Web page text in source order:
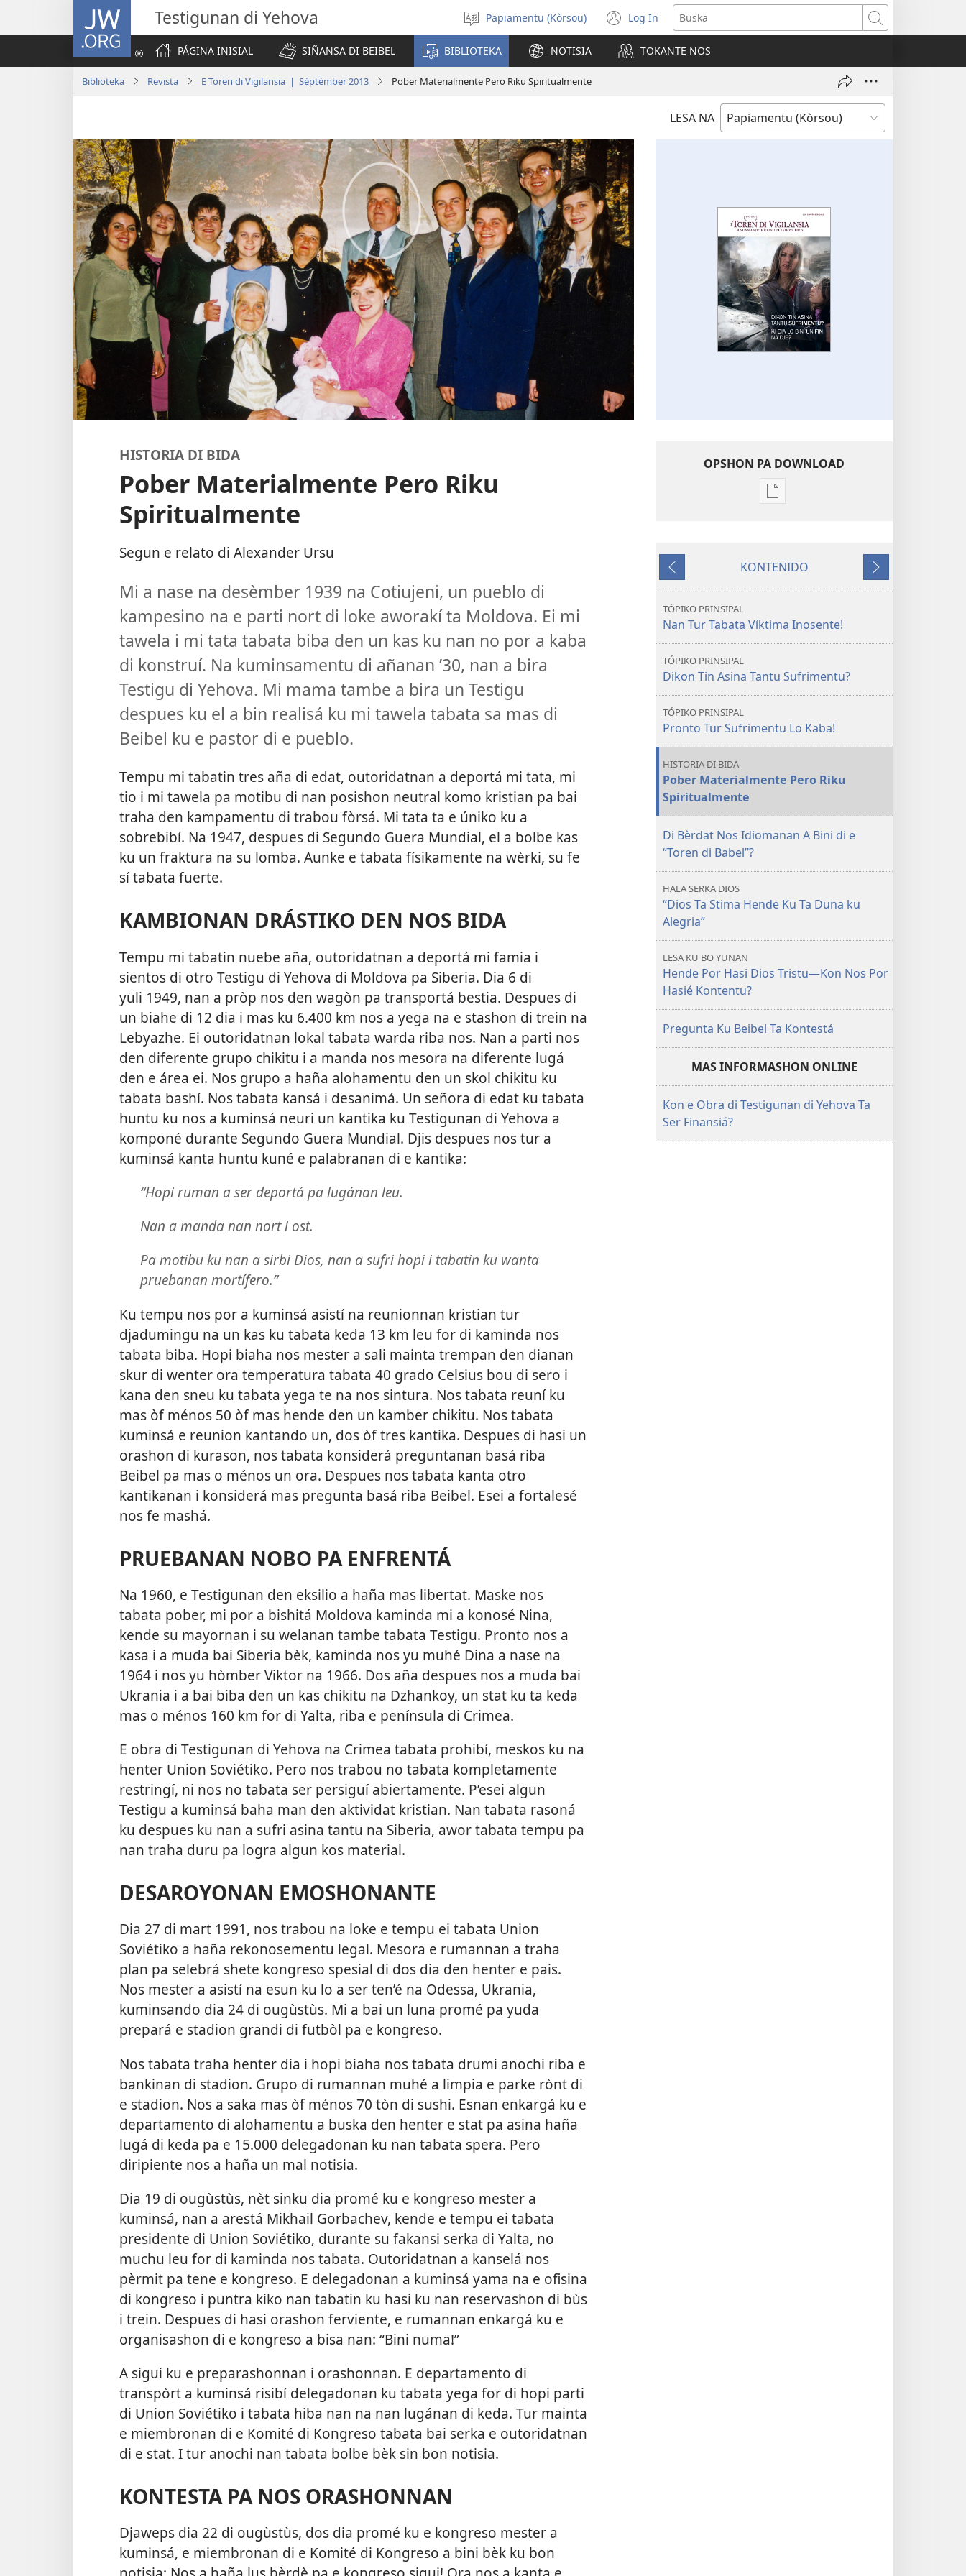
JW.ORG Testigunan di Yehova
Skohe
Idioma
Papiamentu (Kòrsou) Log In
(opens
new
window)
Buska
PÁGINA INISIAL
SIÑANSA DI BEIBEL BIBLIOTEKA NOTISIA TOKANTE NOS
Biblioteka Revista E Toren di Vigilansia | Sèptèmber 2013 Pober Materialmente Pero Riku Spiritualmente
LESA NA
HISTORIA DI BIDA
Pober Materialmente Pero Riku
Spiritualmente
Segun e relato di Alexander Ursu
Mi a nase na desèmber 1939 na Cotiujeni, un pueblo di
kampesino na e parti nort di loke aworakí ta Moldova. Ei mi
tawela i mi tata tabata biba den un kas ku nan no por a kaba
di konstruí. Na kuminsamentu di añanan ’30, nan a bira
Testigu di Yehova. Mi mama tambe a bira un Testigu
despues ku el a bin realisá ku mi tawela tabata sa mas di
Beibel ku e pastor di e pueblo.
Tempu mi tabatin tres aña di edat, outoridatnan a deportá mi tata, mi
tio i mi tawela pa motibu di nan posishon neutral komo kristian pa bai
traha den kampamentu di trabou fòrsá. Mi tata ta e úniko ku a
sobrebibí. Na 1947, despues di Segundo Guera Mundial, el a bolbe kas
ku un fraktura na su lomba. Aunke e tabata físikamente na wèrki, su fe
sí tabata fuerte.
KAMBIONAN DRÁSTIKO DEN NOS BIDA
Tempu mi tabatin nuebe aña, outoridatnan a deportá mi famia i
sientos di otro Testigu di Yehova di Moldova pa Siberia. Dia 6 di
yüli 1949, nan a pròp nos den wagòn pa transportá bestia. Despues di
un biahe di 12 dia i mas ku 6.400 km nos a yega na e stashon di trein na
Lebyazhe. Ei outoridatnan lokal tabata warda riba nos. Nan a parti nos
den diferente grupo chikitu i a manda nos mesora na diferente lugá
den e área ei. Nos grupo a haña alohamentu den un skol chikitu ku
tabata bashí. Nos tabata kansá i desanimá. Un señora di edat ku tabata
huntu ku nos a kuminsá neuri un kantika ku Testigunan di Yehova a
komponé durante Segundo Guera Mundial. Djis despues nos tur a
kuminsá kanta huntu kuné e palabranan di e kantika:
“Hopi ruman a ser deportá pa lugánan leu.
Nan a manda nan nort i ost.
Pa motibu ku nan a sirbi Dios, nan a sufri hopi i tabatin ku wanta
pruebanan mortífero.”
Ku tempu nos por a kuminsá asistí na reunionnan kristian tur
djadumingu na un kas ku tabata keda 13 km leu for di kaminda nos
tabata biba. Hopi biaha nos mester a sali mainta trempan den dianan
skur di wenter ora temperatura tabata 40 grado Celsius bou di sero i
kana den sneu ku tabata yega te na nos sintura. Nos tabata reuní ku
mas òf ménos 50 òf mas hende den un kamber chikitu. Nos tabata
kuminsá e reunion kantando un, dos òf tres kantika. Despues di hasi un
orashon di kurason, nos tabata konsiderá preguntanan basá riba
Beibel pa mas o ménos un ora. Despues nos tabata kanta otro
kantikanan i konsiderá mas pregunta basá riba Beibel. Esei a fortalesé
nos fe mashá.
PRUEBANAN NOBO PA ENFRENTÁ
Na 1960, e Testigunan den eksilio a haña mas libertat. Maske nos
tabata pober, mi por a bishitá Moldova kaminda mi a konosé Nina,
kende su mayornan i su welanan tambe tabata Testigu. Pronto nos a
kasa i a muda bai Siberia bèk, kaminda nos yu muhé Dina a nase na
1964 i nos yu hòmber Viktor na 1966. Dos aña despues nos a muda bai
Ukrania i a bai biba den un kas chikitu na Dzhankoy, un stat ku ta keda
mas o ménos 160 km for di Yalta, riba e península di Crimea.
E obra di Testigunan di Yehova na Crimea tabata prohibí, meskos ku na
henter Union Soviétiko. Pero nos trabou no tabata kompletamente
restringí, ni nos no tabata ser persiguí abiertamente. P’esei algun
Testigu a kuminsá baha man den aktividat kristian. Nan tabata rasoná
ku despues ku nan a sufri asina tantu na Siberia, awor tabata tempu pa
nan traha duru pa logra algun kos material.
DESAROYONAN EMOSHONANTE
Dia 27 di mart 1991, nos trabou na loke e tempu ei tabata Union
Soviétiko a haña rekonosementu legal. Mesora e rumannan a traha
plan pa selebrá shete kongreso spesial di dos dia den henter e pais.
Nos mester a asistí na esun ku lo a ser ten’é na Odessa, Ukrania,
kuminsando dia 24 di ougùstùs. Mi a bai un luna promé pa yuda
prepará e stadion grandi di futbòl pa e kongreso.
Nos tabata traha henter dia i hopi biaha nos tabata drumi anochi riba e
bankinan di stadion. Grupo di rumannan muhé a limpia e parke rònt di
e stadion. Nos a saka mas òf ménos 70 tòn di sushi. Esnan enkargá ku e
departamento di alohamentu a buska den henter e stat pa asina haña
lugá di keda pa e 15.000 delegadonan ku nan tabata spera. Pero
diripiente nos a haña un mal notisia.
Dia 19 di ougùstùs, nèt sinku dia promé ku e kongreso mester a
kuminsá, nan a arestá Mikhail Gorbachev, kende e tempu ei tabata
presidente di Union Soviétiko, durante su fakansi serka di Yalta, no
muchu leu for di kaminda nos tabata. Outoridatnan a kanselá nos
pèrmit pa tene e kongreso. E delegadonan a kuminsá yama na e ofisina
di kongreso i puntra kiko nan tabatin ku hasi ku nan reservashon di bùs
i trein. Despues di hasi orashon ferviente, e rumannan enkargá ku e
organisashon di e kongreso a bisa nan: “Bini numa!”
A sigui ku e preparashonnan i orashonnan. E departamento di
transpòrt a kuminsá risibí delegadonan ku tabata yega for di hopi parti
di Union Soviétiko i tabata hiba nan na nan lugánan di keda. Tur mainta
e miembronan di e Komité di Kongreso tabata bai serka e outoridatnan
di e stat. I tur anochi nan tabata bolbe bèk sin bon notisia.
KONTESTA PA NOS ORASHONNAN
Djaweps dia 22 di ougùstùs, dos dia promé ku e kongreso mester a
kuminsá, e miembronan di e Komité di Kongreso a bini bèk ku bon
OPSHON PA DOWNLOAD
Opshon
E
VIGILANSIA
Asina
Ki
Bini
Dje
Anterior
KONTENIDO
Siguiente
TÓPIKO PRINSIPAL
Nan Tur Tabata Víktima Inosente!
TÓPIKO PRINSIPAL
Dikon Tin Asina Tantu Sufrimentu?
TÓPIKO PRINSIPAL
Pronto Tur Sufrimentu Lo Kaba!
HISTORIA DI BIDA
Pober Materialmente Pero Riku
Spiritualmente
Di Bèrdat Nos Idiomanan A Bini di e
“Toren di Babel”?
HALA SERKA DIOS
“Dios Ta Stima Hende Ku Ta Duna ku
Alegria”
LESA KU BO YUNAN
Hende Por Hasi Dios Tristu—Kon Nos Por
Hasié Kontentu?
Pregunta Ku Beibel Ta Kontestá
MAS INFORMASHON ONLINE
Kon e Obra di Testigunan di Yehova Ta
Ser Finansiá?